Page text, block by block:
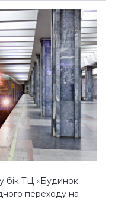
бік ТЦ «Будинок
переходу на